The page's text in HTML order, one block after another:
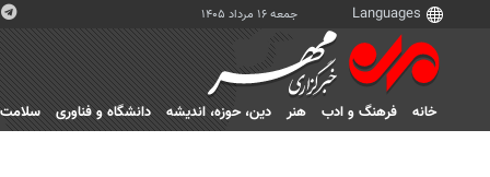
جمعه ۱۶ مرداد ۱۴۰۵
خانه فرهنگ و ادب هنر دين، حوزه، انديشه دانشگاه و فناوری سلامت